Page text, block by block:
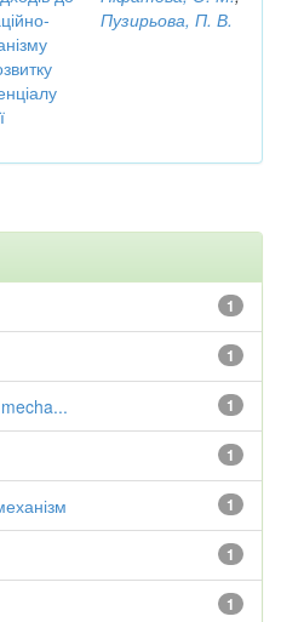
Пузирьова, П. В.
1
1
1
1
1
1
1